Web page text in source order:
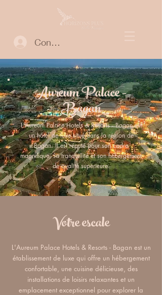
Connexion
Aureum Palace -
Bagan
L'Aureum Palace Hotels & Resorts - Bagan est
un hôtel de luxe situé dans la région de
Bagan. Il est réputé pour son cadre
magnifique, sa tranquillité et son hébergement
de qualité supérieure.
Votre escale
L'Aureum Palace Hotels & Resorts - Bagan est un
établissement de luxe qui offre un hébergement
confortable, une cuisine délicieuse, des
installations de loisirs relaxantes et un
emplacement exceptionnel pour explorer la